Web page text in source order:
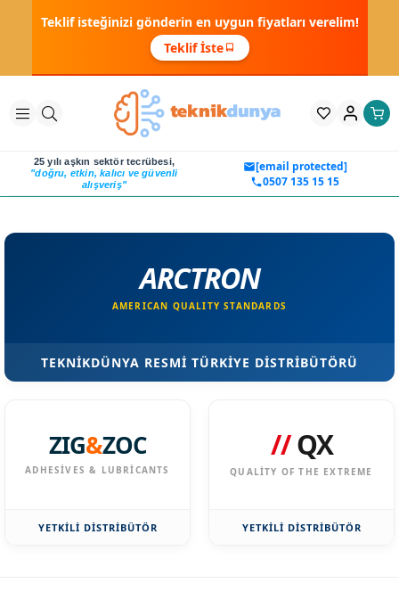
Teklif isteğinizi gönderin en uygun fiyatları verelim!
Teklif İste
25 yılı aşkın sektör tecrübesi,
"doğru, etkin, kalıcı ve güvenli
alışveriş"
[email protected]
0507 135 15 15
ZIG&ZOC
ADHESIVES & LUBRICANTS
YETKİLİ DİSTRİBÜTÖR
ARCTRON
AMERICAN QUALITY STANDARDS
TEKNİKDÜNYA RESMİ TÜRKİYE DİSTRİBÜTÖRÜ
//QX
QUALITY OF THE EXTREME
YETKİLİ DİSTRİBÜTÖR